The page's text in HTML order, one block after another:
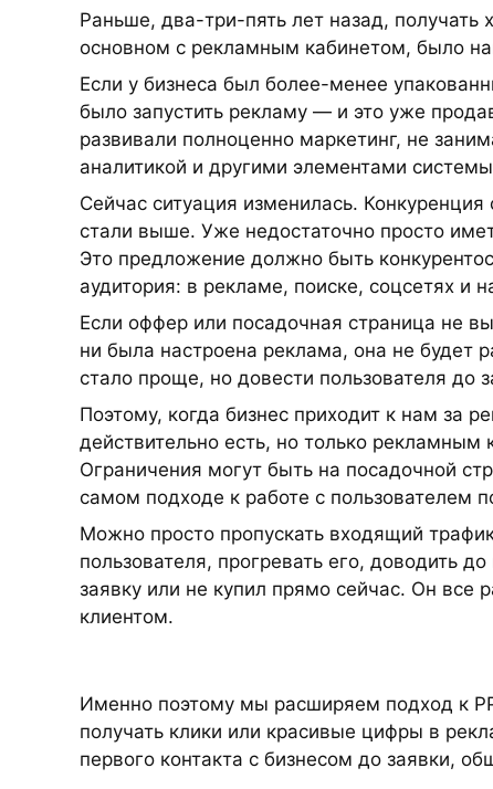
Раньше, два-три-пять лет назад,
основном с рекламным кабинетом, было
Если у бизнеса был более-менее
было запустить рекламу — и это уже
развивали полноценно маркетинг, не
аналитикой и другими элементами
Сейчас ситуация изменилась.
стали выше. Уже недостаточно просто
Это предложение должно быть
аудитория: в рекламе, поиске, соцсетях и
Если оффер или посадочная страница не
ни была настроена реклама, она не будет
стало проще, но довести пользователя до
Поэтому, когда бизнес приходит к нам за
действительно есть, но только
Ограничения могут быть на посадочной
самом подходе к работе с пользователем
Можно просто пропускать входящий
пользователя, прогревать его, доводить
заявку или не купил прямо сейчас. Он все
клиентом.
Именно поэтому мы расширяем подход к
получать клики или красивые цифры в
первого контакта с бизнесом до заявки,